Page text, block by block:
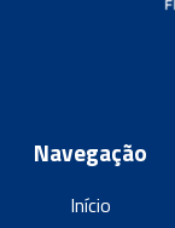
Navegação
Início